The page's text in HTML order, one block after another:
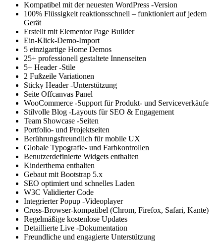
Kompatibel mit der neuesten WordPress -Version
100% Flüssigkeit reaktionsschnell – funktioniert auf jedem
Gerät
Erstellt mit Elementor Page Builder
Ein-Klick-Demo-Import
5 einzigartige Home Demos
25+ professionell gestaltete Innenseiten
5+ Header -Stile
2 Fußzeile Variationen
Sticky Header -Unterstützung
Seite Offcanvas Panel
WooCommerce -Support für Produkt- und Serviceverkäufe
Stilvolle Blog -Layouts für SEO & Engagement
Team Showcase -Seiten
Portfolio- und Projektseiten
Berührungsfreundlich für mobile UX
Globale Typografie- und Farbkontrollen
Benutzerdefinierte Widgets enthalten
Kinderthema enthalten
Gebaut mit Bootstrap 5.x
SEO optimiert und schnelles Laden
W3C Validierter Code
Integrierter Popup -Videoplayer
Cross-Browser-kompatibel (Chrom, Firefox, Safari, Kante)
Regelmäßige kostenlose Updates
Detaillierte Live -Dokumentation
Freundliche und engagierte Unterstützung